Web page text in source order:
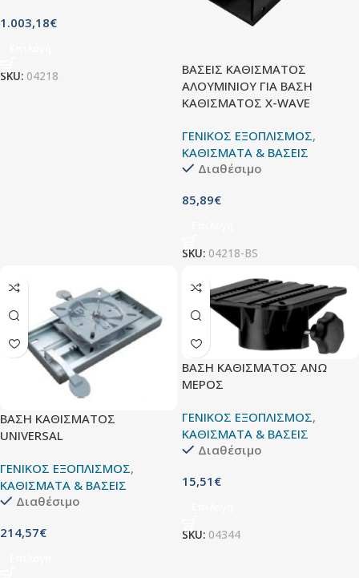
1.003,18€
SKU: 04218
ΒΑΣΕΙΣ ΚΑΘΙΣΜΑΤΟΣ
ΑΛΟΥΜΙΝΙΟΥ ΓΙΑ ΒΑΣΗ
ΚΑΘΙΣΜΑΤΟΣ X-WAVE
ΓΕΝΙΚΟΣ ΕΞΟΠΛΙΣΜΟΣ,
ΚΑΘΙΣΜΑΤΑ & ΒΑΣΕΙΣ
Διαθέσιμο
85,89€
SKU: 04218-BS
ΒΑΣΗ ΚΑΘΙΣΜΑΤΟΣ
UNIVERSAL
ΓΕΝΙΚΟΣ ΕΞΟΠΛΙΣΜΟΣ,
ΚΑΘΙΣΜΑΤΑ & ΒΑΣΕΙΣ
Διαθέσιμο
214,57€
ΒΑΣΗ ΚΑΘΙΣΜΑΤΟΣ ΑΝΩ
ΜΕΡΟΣ
ΓΕΝΙΚΟΣ ΕΞΟΠΛΙΣΜΟΣ,
ΚΑΘΙΣΜΑΤΑ & ΒΑΣΕΙΣ
Διαθέσιμο
15,51 €
SKU: 04344